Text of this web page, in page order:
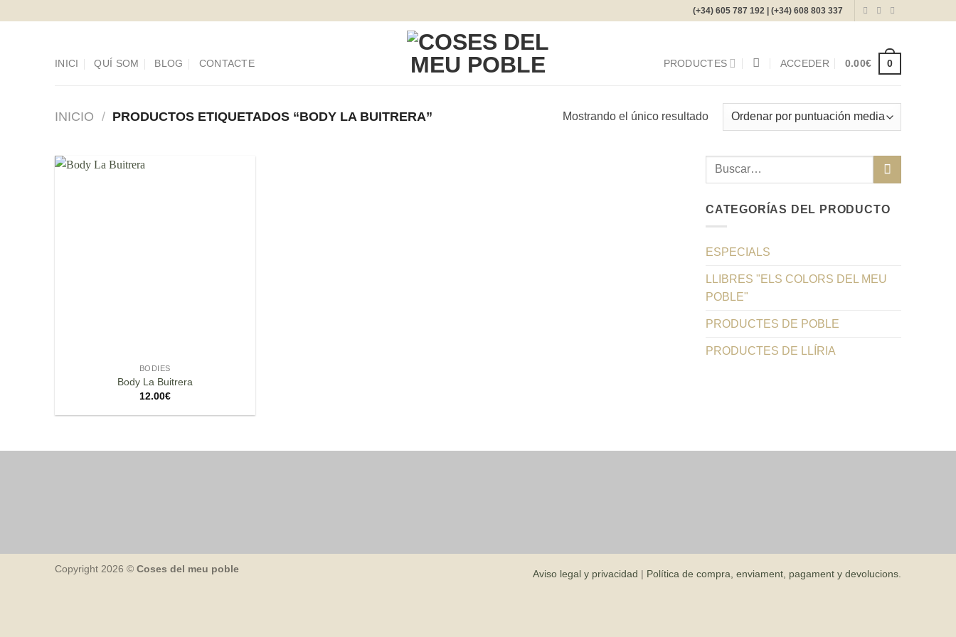
(+34) 605 787 192 | (+34) 608 803 337
INICI QUÍ SOM BLOG CONTACTE PRODUCTES ACCEDER 0.00€ 0
INICIO / PRODUCTOS ETIQUETADOS “BODY LA BUITRERA” Mostrando el único resultado
BODIES
Body La Buitrera
12.00€
Buscar
CATEGORÍAS DEL PRODUCTO
ESPECIALS
LLIBRES "ELS COLORS DEL MEU
POBLE"
PRODUCTES DE POBLE
PRODUCTES DE LLÍRIA
Aviso legal y privacidad | Política de compra, enviament, pagament y devolucions.
Copyright 2026 © Coses del meu poble